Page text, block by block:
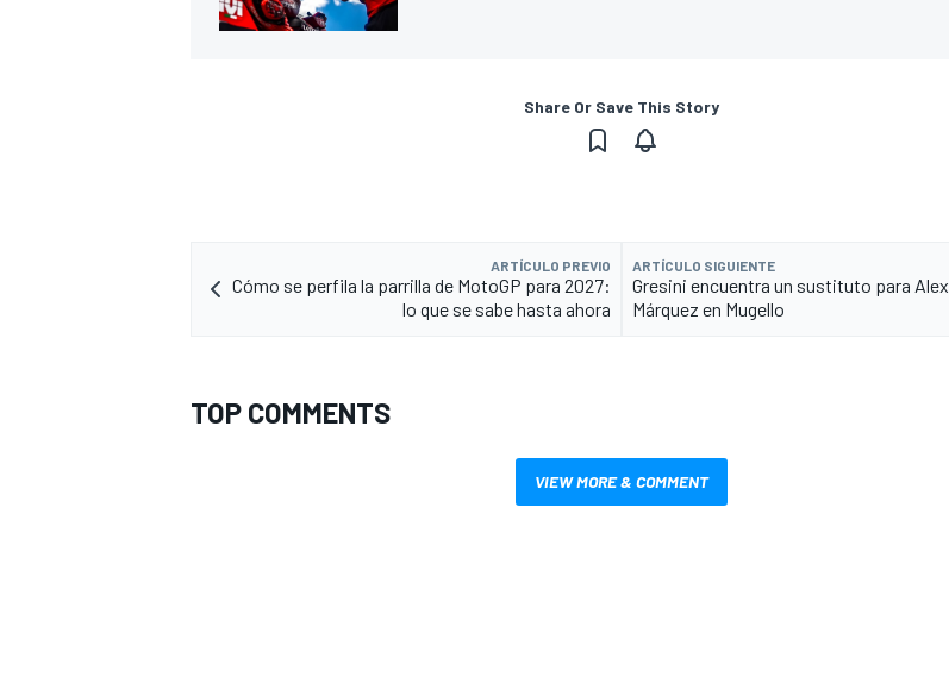
Share Or Save This Story
ARTÍCULO PREVIO
Cómo se perfila la parrilla de MotoGP para 2027:
lo que se sabe hasta ahora
ARTÍCULO SIGUIENTE
Gresini encuentra un sustituto para Alex
Márquez en Mugello
TOP COMMENTS
VIEW MORE & COMMENT